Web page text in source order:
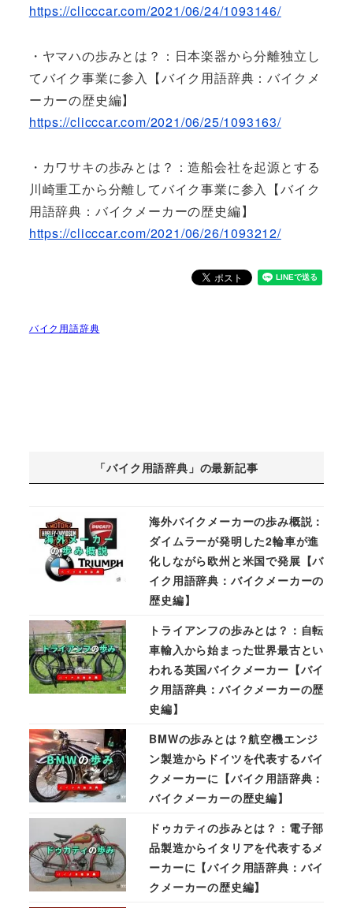
https://clicccar.com/2021/06/24/1093146/
・ヤマハの歩みとは？：日本楽器から分離独立し
てバイク事業に参入【バイク用語辞典：バイクメ
ーカーの歴史編】
https://clicccar.com/2021/06/25/1093163/
・カワサキの歩みとは？：造船会社を起源とする
川崎重工から分離してバイク事業に参入【バイク
用語辞典：バイクメーカーの歴史編】
https://clicccar.com/2021/06/26/1093212/
バイク用語辞典
「バイク用語辞典」の最新記事
海外バイクメーカーの歩み概説：
ダイムラーが発明した2輪車が進
化しながら欧州と米国で発展【バ
イク用語辞典：バイクメーカーの
歴史編】
トライアンフの歩みとは？：自転
車輸入から始まった世界最古とい
われる英国バイクメーカー【バイ
ク用語辞典：バイクメーカーの歴
史編】
BMWの歩みとは？航空機エンジ
ン製造からドイツを代表するバイ
クメーカーに【バイク用語辞典：
バイクメーカーの歴史編】
ドゥカティの歩みとは？：電子部
品製造からイタリアを代表するメ
ーカーに【バイク用語辞典：バイ
クメーカーの歴史編】